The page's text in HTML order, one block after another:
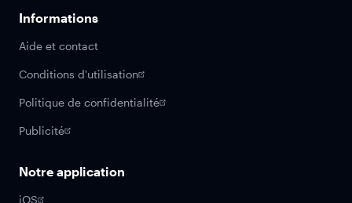
Informations
Aide et contact
Conditions d'utilisation
Politique de confidentialité
Publicité
Notre application
iOS